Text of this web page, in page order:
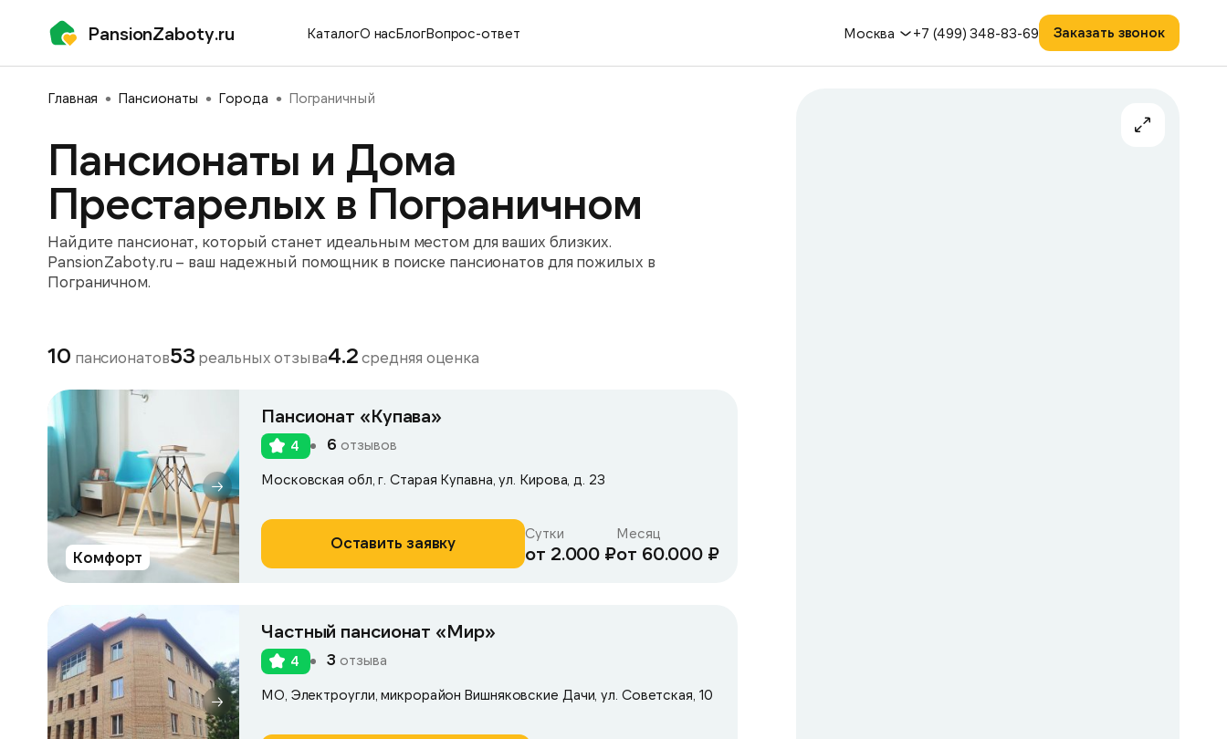
PansionZaboty.ru КаталогО насБлогВопрос-ответ Москва +7 (499) 348-83-69 Заказать звонок
Главная Пансионаты Города Пограничный
Пансионаты и Дома
Престарелых в Пограничном
Найдите пансионат, который станет идеальным местом для ваших близких.
PansionZaboty.ru – ваш надежный помощник в поиске пансионатов для пожилых в
Пограничном.
10 пансионатов53 реальных отзыва4.2 средняя оценка
Комфорт
Пансионат «Купава»
4 6 отзывов
Московская обл, г. Старая Купавна, ул. Кирова, д. 23
Оставить заявку Сутки
от 2.000 ₽
Месяц
от 60.000 ₽
Частный пансионат «Мир»
4 3 отзыва
МО, Электроугли, микрорайон Вишняковские Дачи, ул. Советская, 10